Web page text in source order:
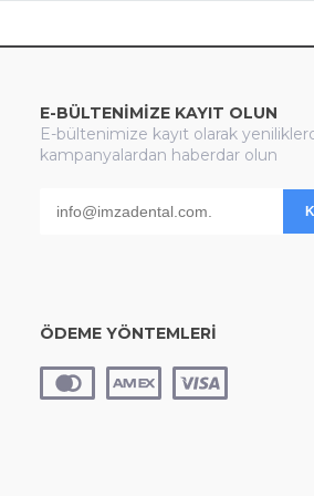
E-BÜLTENİMİZE KAYIT OLUN
E-bültenimize kayıt olarak
kampanyalardan haberdar olun
ÖDEME YÖNTEMLERİ